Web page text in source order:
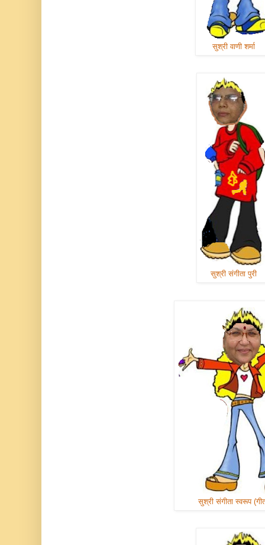
सुश्री वाणी शर्मा
सुश्री संगीता पुरी
सुश्री संगीता स्वरूप